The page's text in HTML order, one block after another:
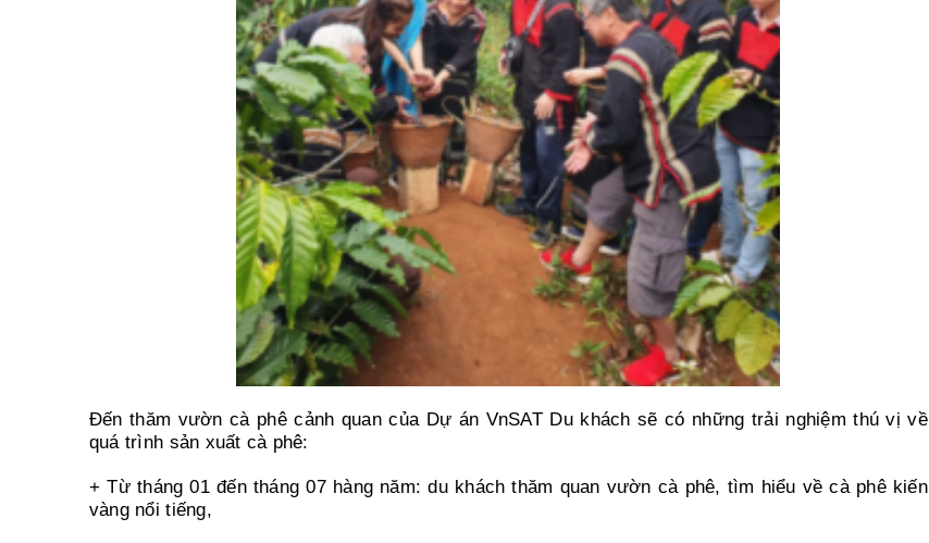
Đến thăm vườn cà phê cảnh quan của Dự án VnSAT Du khách sẽ có những trải nghiệm thú vị về
quá trình sản xuất cà phê:
+ Từ tháng 01 đến tháng 07 hàng năm: du khách thăm quan vườn cà phê, tìm hiểu về cà phê kiến
vàng nổi tiếng,